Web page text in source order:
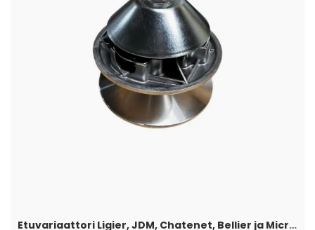
Etuvariaattori Ligier, JDM, Chatenet, Bellier ja Microcar